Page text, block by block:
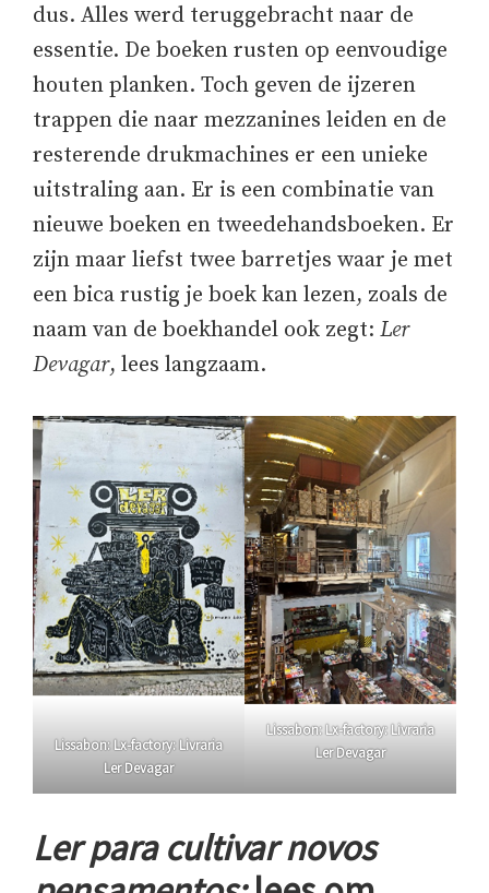
dus. Alles werd teruggebracht naar de
essentie. De boeken rusten op eenvoudige
houten planken. Toch geven de ijzeren
trappen die naar mezzanines leiden en de
resterende drukmachines er een unieke
uitstraling aan. Er is een combinatie van
nieuwe boeken en tweedehandsboeken. Er
zijn maar liefst twee barretjes waar je met
een bica rustig je boek kan lezen, zoals de
naam van de boekhandel ook zegt: Ler
Devagar, lees langzaam.
Lissabon: Lx-factory: Livraria
Ler Devagar
Lissabon: Lx-factory: Livraria
Ler Devagar
Ler para cultivar novos